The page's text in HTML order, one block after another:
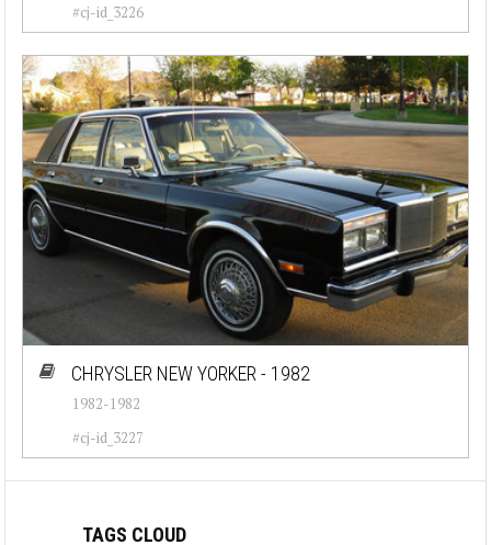
#cj-id_3226
CHRYSLER NEW YORKER - 1982
1982-1982
#cj-id_3227